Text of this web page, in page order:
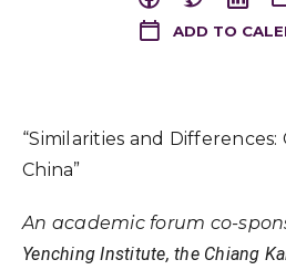
ADD TO
“Similarities and
China”
An academic forum co-
Yenching Institute, the Chiang